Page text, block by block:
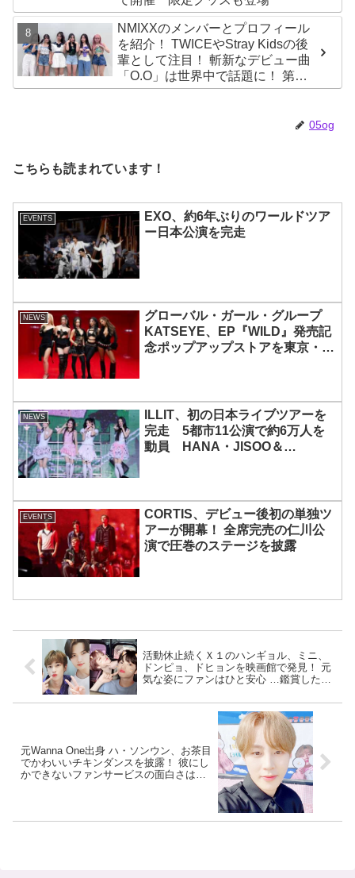
NMIXXのメンバーとプロフィール
を紹介！ TWICEやStray Kidsの後
輩として注目！ 斬新なデビュー曲
「O.O」は世界中で話題に！ 第４
世代を代表する美女ソリュンをは
05og
こちらも読まれています！
EVENTS
EXO、約6年ぶりのワールドツア
ー日本公演を完走
NEWS
グローバル・ガール・グループ
KATSEYE、EP『WILD』発売記
念ポップアップストアを東京・原
NEWS
ILLIT、初の日本ライブツアーを
完走 5都市11公演で約6万人を
動員 HANA・JISOO＆
EVENTS
CORTIS、デビュー後初の単独ツ
アーが開幕！ 全席完売の仁川公
演で圧巻のステージを披露
活動休止続くＸ１のハンギョル、ミニ、
ドンピョ、ドヒョンを映画館で発見！ 元
気な姿にファンはひと安心 …鑑賞した映
元Wanna One出身 ハ・ソンウン、お茶目
でかわいいチキンダンスを披露！ 彼にし
かできないファンサービスの面白さは、